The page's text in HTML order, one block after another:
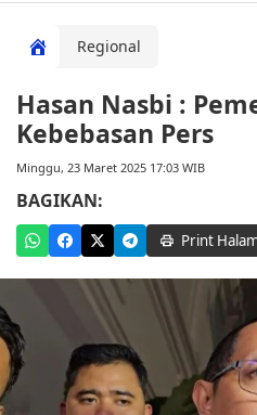
Regional
Hasan Nasbi :
Kebebasan Pers
Minggu, 23 Maret 2025 17:03 WIB
BAGIKAN:
Print